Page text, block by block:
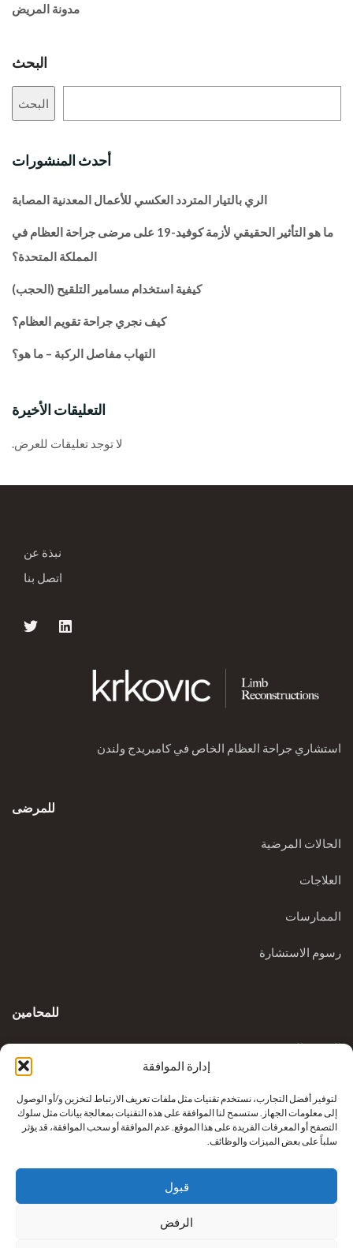
إدارة الموافقة
لتوفير أفضل التجارب، نستخدم تقنيات مثل ملفات تعريف الارتباط لتخزين و/أو الوصول
إلى معلومات الجهاز. ستسمح لنا الموافقة على هذه التقنيات بمعالجة بيانات مثل سلوك
التصفح أو المعرفات الفريدة على هذا الموقع. عدم الموافقة أو سحب الموافقة، قد يؤثر
سلباً على بعض الميزات والوظائف.
قبول
الرفض
مدونة المريض
البحث
البحث
أحدث المنشورات
الري بالتيار المتردد العكسي للأعمال المعدنية المصابة
ما هو التأثير الحقيقي لأزمة كوفيد-19 على مرضى جراحة العظام في
المملكة المتحدة؟
كيفية استخدام مسامير التلقيح (الحجب)
كيف نجري جراحة تقويم العظام؟
التهاب مفاصل الركبة – ما هو؟
التعليقات الأخيرة
لا توجد تعليقات للعرض.
نبذة عن
اتصل بنا
استشاري جراحة العظام الخاص في كامبريدج ولندن
للمرضى
الحالات المرضية
العلاجات
الممارسات
رسوم الاستشارة
للمحامين
المدونة السريرية
إعادة بناء أطراف كريكوفيتش من شركة